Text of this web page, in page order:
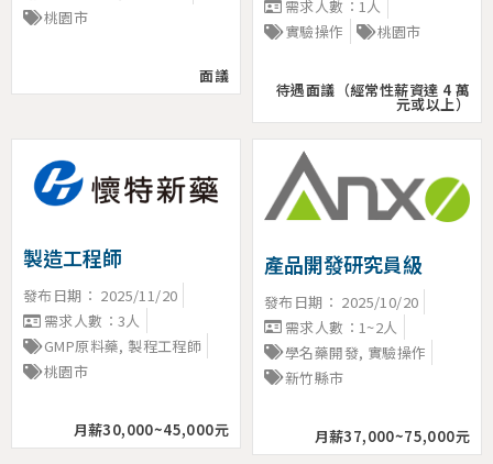
桃園市
面議
需求人數：1人
實驗操作
桃園市
待遇面議（經常性薪資達 4 萬
元或以上）
製造工程師
發布日期： 2025/11/20
需求人數：3人
GMP原料藥, 製程工程師
桃園市
月薪30,000~45,000元
產品開發研究員級
發布日期： 2025/10/20
需求人數：1~2人
學名藥開發, 實驗操作
新竹縣市
月薪37,000~75,000元